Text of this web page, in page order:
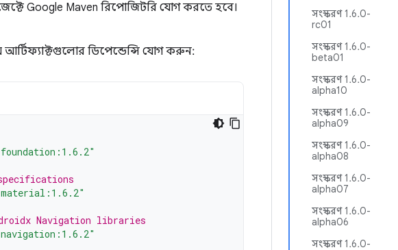
সংস্করণ 1.6.0-
rc01
সংস্করণ 1.6.0-
beta01
সংস্করণ 1.6.0-
alpha10
সংস্করণ 1.6.0-
alpha09
সংস্করণ 1.6.0-
alpha08
সংস্করণ 1.6.0-
alpha07
সংস্করণ 1.6.0-
alpha06
সংস্করণ 1.6.0-
Google Maven রিপোজিটরি যোগ করতে হবে।
ডিপেন্ডেন্সি যোগ করুন:
foundation:1.6.2"
material:1.6.2"
Navigation libraries
navigation:1.6.2"